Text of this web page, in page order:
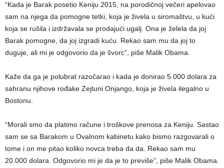
“Kada je Barak posetio Keniju 2015, na porodičnoj večeri apelovao
sam na njega da pomogne tetki, koja je živela u siromaštvu, u kući
koja se rušila i izdržavala se prodajući ugalj. Ona je želela da joj
Barak pomogne, da joj izgradi kuću. Rekao sam mu da joj to
duguje, ali mi je odgovorio da je švorc”, piše Malik Obama.
Kaže da ga je polubrat razočarao i kada je donirao 5.000 dolara za
sahranu njihove rođake Zejtuni Onjango, koja je živela ilegalno u
Bostonu.
“Morali smo da platimo račune i troškove prenosa za Keniju. Sastao
sam se sa Barakom u Ovalnom kabinetu kako bismo razgovarali o
tome i on me pitao koliko novca treba da da. Rekao sam mu
20.000 dolara. Odgovorio mi je da je to previše”, piše Malik Obama.